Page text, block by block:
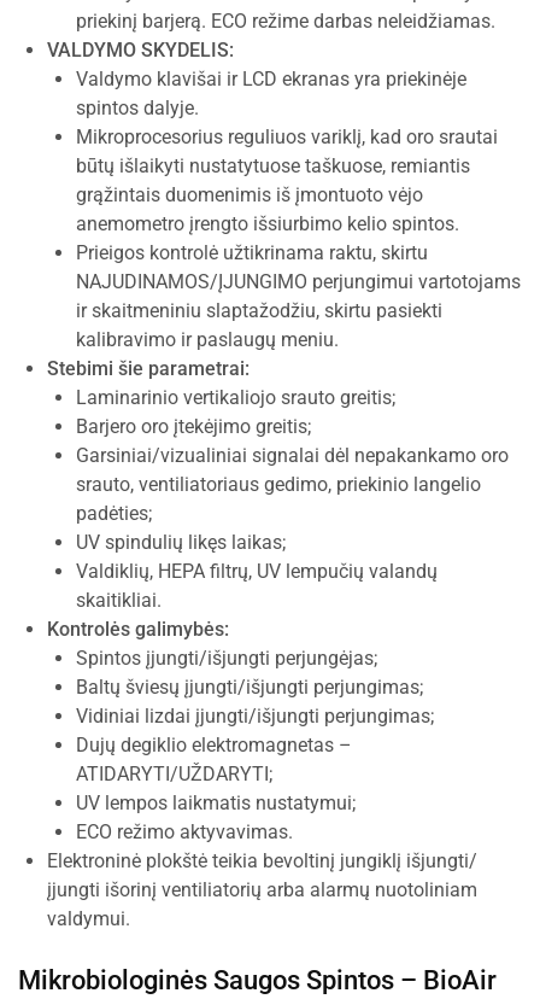
priekinį barjerą. ECO režime darbas neleidžiamas.
VALDYMO SKYDELIS:
Valdymo klavišai ir LCD ekranas yra priekinėje
spintos dalyje.
Mikroprocesorius reguliuos variklį, kad oro srautai
būtų išlaikyti nustatytuose taškuose, remiantis
grąžintais duomenimis iš įmontuoto vėjo
anemometro įrengto išsiurbimo kelio spintos.
Prieigos kontrolė užtikrinama raktu, skirtu
NAJUDINAMOS/ĮJUNGIMO perjungimui vartotojams
ir skaitmeniniu slaptažodžiu, skirtu pasiekti
kalibravimo ir paslaugų meniu.
Stebimi šie parametrai:
Laminarinio vertikaliojo srauto greitis;
Barjero oro įtekėjimo greitis;
Garsiniai/vizualiniai signalai dėl nepakankamo oro
srauto, ventiliatoriaus gedimo, priekinio langelio
padėties;
UV spindulių likęs laikas;
Valdiklių, HEPA filtrų, UV lempučių valandų
skaitikliai.
Kontrolės galimybės:
Spintos įjungti/išjungti perjungėjas;
Baltų šviesų įjungti/išjungti perjungimas;
Vidiniai lizdai įjungti/išjungti perjungimas;
Dujų degiklio elektromagnetas –
ATIDARYTI/UŽDARYTI;
UV lempos laikmatis nustatymui;
ECO režimo aktyvavimas.
Elektroninė plokštė teikia bevoltinį jungiklį išjungti/
įjungti išorinį ventiliatorių arba alarmų nuotoliniam
valdymui.
Mikrobiologinės Saugos Spintos – BioAir